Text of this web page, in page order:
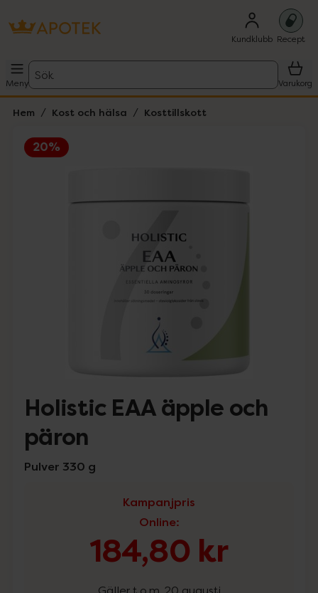
Kundklubb Recept
Meny
Sök
Varukorg
Hem Kost och hälsa Kosttillskott
20%
Holistic EAA äpple och
päron
Pulver 330 g
Kampanjpris
Online:
184,80 kr
Gäller t.o.m. 20 augusti